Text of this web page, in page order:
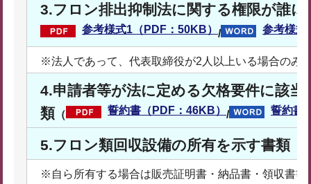
3.フロン排出抑制法に関する権限が誰
参考様式1（PDF：50KB） / 参考様式
※法人であって、代表取締役が2人以上いる場合のみ
4.申請者等が法に定める欠格要件に該
類 （ 誓約書（PDF：46KB） / 誓約書
5.フロン類回収設備の所有を示す書類
※自ら所有する場合は販売証明書・納品書・領収書等